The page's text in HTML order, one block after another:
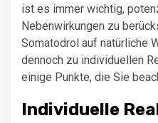
ist es immer wichtig,
Nebenwirkungen zu
Somatodrol auf natürliche
dennoch zu individuellen
einige Punkte, die Sie
Individuelle